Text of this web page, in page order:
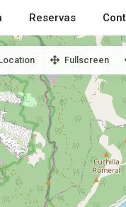
Reservas
Fullscreen